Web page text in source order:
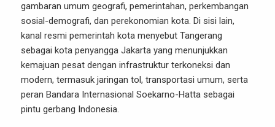
gambaran umum geografi, pemerintahan, perkembangan
sosial-demografi, dan perekonomian kota. Di sisi lain,
kanal resmi pemerintah kota menyebut Tangerang
sebagai kota penyangga Jakarta yang menunjukkan
kemajuan pesat dengan infrastruktur terkoneksi dan
modern, termasuk jaringan tol, transportasi umum, serta
peran Bandara Internasional Soekarno-Hatta sebagai
pintu gerbang Indonesia.